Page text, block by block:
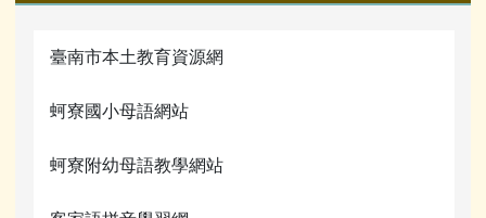
臺南市本土教育資源網
蚵寮國小母語網站
蚵寮附幼母語教學網站